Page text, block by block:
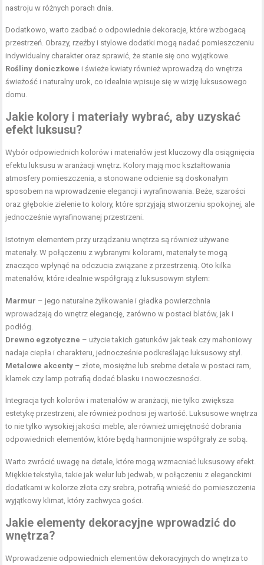
nastroju w różnych porach dnia.
Dodatkowo, warto zadbać o odpowiednie dekoracje, które wzbogacą
przestrzeń. Obrazy, rzeźby i stylowe dodatki mogą nadać pomieszczeniu
indywidualny charakter oraz sprawić, że stanie się ono wyjątkowe.
Rośliny doniczkowe i świeże kwiaty również wprowadzą do wnętrza
świeżość i naturalny urok, co idealnie wpisuje się w wizję luksusowego
domu.
Jakie kolory i materiały wybrać, aby uzyskać
efekt luksusu?
Wybór odpowiednich kolorów i materiałów jest kluczowy dla osiągnięcia
efektu luksusu w aranżacji wnętrz. Kolory mają moc kształtowania
atmosfery pomieszczenia, a stonowane odcienie są doskonałym
sposobem na wprowadzenie elegancji i wyrafinowania. Beże, szarości
oraz głębokie zielenie to kolory, które sprzyjają stworzeniu spokojnej, ale
jednocześnie wyrafinowanej przestrzeni.
Istotnym elementem przy urządzaniu wnętrza są również używane
materiały. W połączeniu z wybranymi kolorami, materiały te mogą
znacząco wpłynąć na odczucia związane z przestrzenią. Oto kilka
materiałów, które idealnie współgrają z luksusowym stylem:
Marmur – jego naturalne żyłkowanie i gładka powierzchnia
wprowadzają do wnętrz elegancję, zarówno w postaci blatów, jak i
podłóg.
Drewno egzotyczne – użycie takich gatunków jak teak czy mahoniowy
nadaje ciepła i charakteru, jednocześnie podkreślając luksusowy styl.
Metalowe akcenty – złote, mosiężne lub srebrne detale w postaci ram,
klamek czy lamp potrafią dodać blasku i nowoczesności.
Integracja tych kolorów i materiałów w aranżacji, nie tylko zwiększa
estetykę przestrzeni, ale również podnosi jej wartość. Luksusowe wnętrza
to nie tylko wysokiej jakości meble, ale również umiejętność dobrania
odpowiednich elementów, które będą harmonijnie współgrały ze sobą.
Warto zwrócić uwagę na detale, które mogą wzmacniać luksusowy efekt.
Miękkie tekstylia, takie jak welur lub jedwab, w połączeniu z eleganckimi
dodatkami w kolorze złota czy srebra, potrafią wnieść do pomieszczenia
wyjątkowy klimat, który zachwyca gości.
Jakie elementy dekoracyjne wprowadzić do
wnętrza?
Wprowadzenie odpowiednich elementów dekoracyjnych do wnętrza to